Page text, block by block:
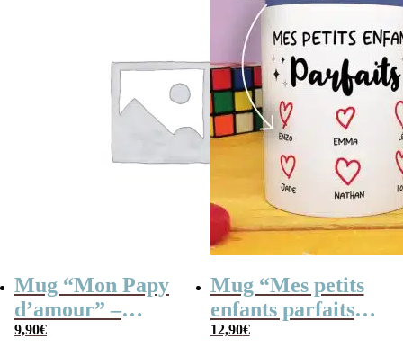
Mug “Mon Papy
d’amour” –
Cadeau Papy
9,90€
Mug “Mes petits
enfants parfaits” –
Cadeau mamie,
12,90€